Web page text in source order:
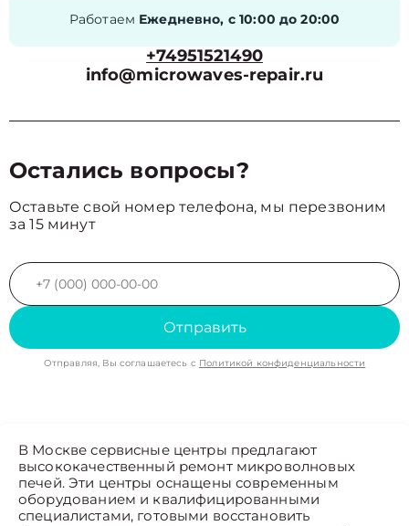
Работаем Ежедневно, с 10:00 до 20:00
+74951521490
info@microwaves-repair.ru
Остались вопросы?
Оставьте свой номер телефона, мы перезвоним
за 15 минут
Отправить
Отправляя, Вы соглашаетесь с Политикой конфиденциальности
В Москве сервисные центры предлагают
высококачественный ремонт микроволновых
печей. Эти центры оснащены современным
оборудованием и квалифицированными
специалистами, готовыми восстановить